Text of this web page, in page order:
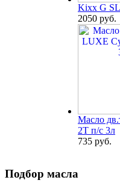
Kixx G
2050 руб.
Масло
2Т п/с 3л
735 руб.
Подбор масла